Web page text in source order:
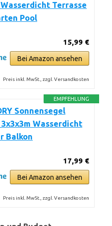
Terrasse
Pool
15,99 €
Bei Amazon ansehen
Preis inkl. MwSt., zzgl. Versandkosten
EMPFEHLUNG
Sonnensegel
Wasserdicht
Balkon
17,99 €
Bei Amazon ansehen
Preis inkl. MwSt., zzgl. Versandkosten